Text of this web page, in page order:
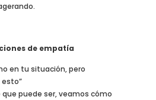
de empatía
en tu situación, pero
que puede ser, veamos cómo